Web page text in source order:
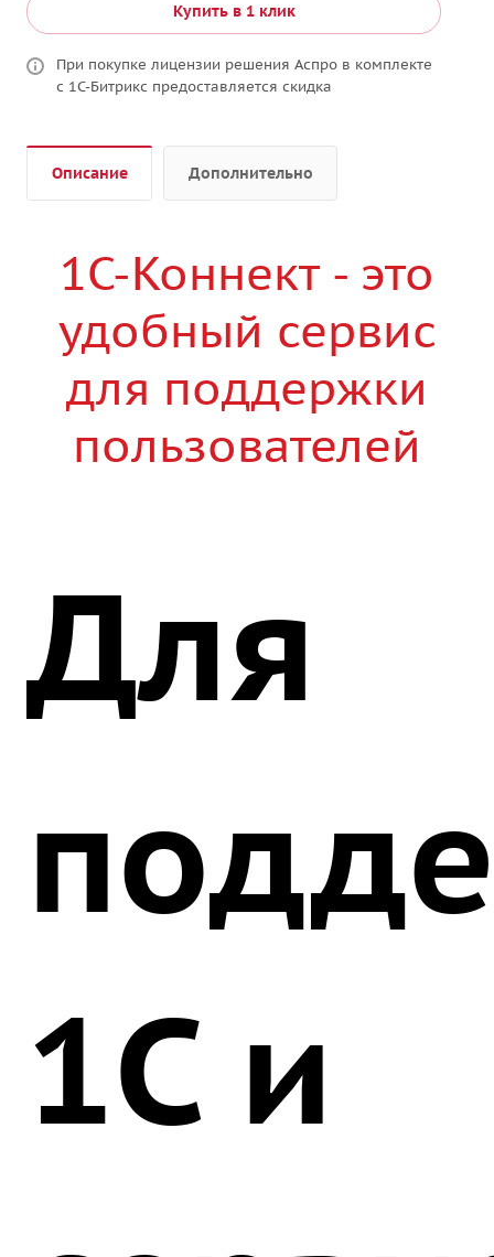
Купить в 1 клик
При покупке лицензии решения Аспро в комплекте
с 1С-Битрикс предоставляется скидка
Описание Дополнительно
1С-Коннект - это
удобный сервис
для поддержки
пользователей
Для
1С и